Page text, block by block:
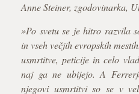
Anne Steiner, zgodovinarka,
»Po svetu se je hitro razvila
in vseh večjih evropskih
usmrtitve, peticije in celo
naj ga ne ubijejo. A
njegovi usmrtitvi so se v